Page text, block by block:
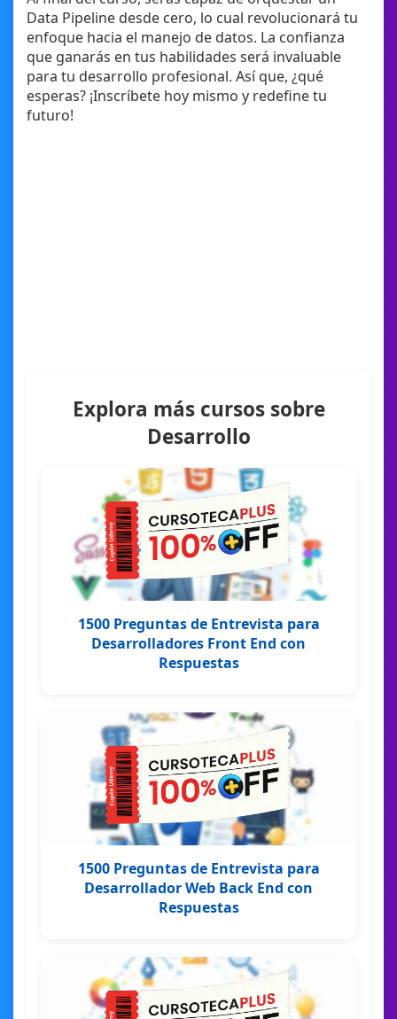
Data Pipeline desde cero, lo cual revolucionará tu
enfoque hacia el manejo de datos. La confianza
que ganarás en tus habilidades será invaluable
para tu desarrollo profesional. Así que, ¿qué
esperas? ¡Inscríbete hoy mismo y redefine tu
futuro!
Explora más cursos sobre
Desarrollo
1500 Preguntas de Entrevista para
Desarrolladores Front End con
Respuestas
1500 Preguntas de Entrevista para
Desarrollador Web Back End con
Respuestas